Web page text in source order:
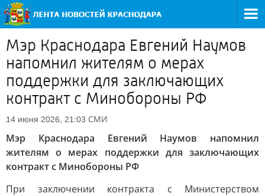
Мэр Краснодара Евгений Наумов
напомнил жителям о мерах
поддержки для заключающих
контракт с Минобороны РФ
14 июня 2026, 21:03 СМИ
Мэр Краснодара Евгений Наумов напомнил
жителям о мерах поддержки для заключающих
контракт с Минобороны РФ
При заключении контракта с Министерством